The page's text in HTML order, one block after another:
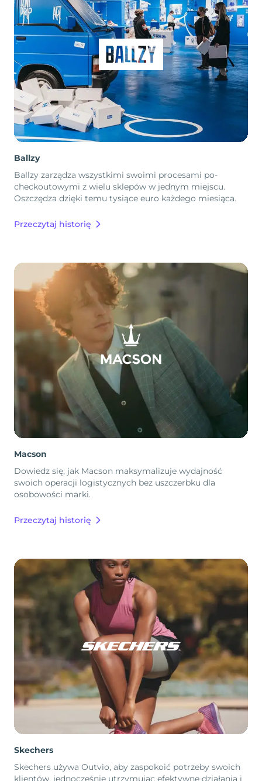
Ballzy
Ballzy zarządza wszystkimi swoimi procesami po-
checkoutowymi z wielu sklepów w jednym miejscu.
Oszczędza dzięki temu tysiące euro każdego miesiąca.
Przeczytaj historię
Macson
Dowiedz się, jak Macson maksymalizuje wydajność
swoich operacji logistycznych bez uszczerbku dla
osobowości marki.
Przeczytaj historię
Skechers
Skechers używa Outvio, aby zaspokoić potrzeby swoich
klientów, jednocześnie utrzymując efektywne działania i